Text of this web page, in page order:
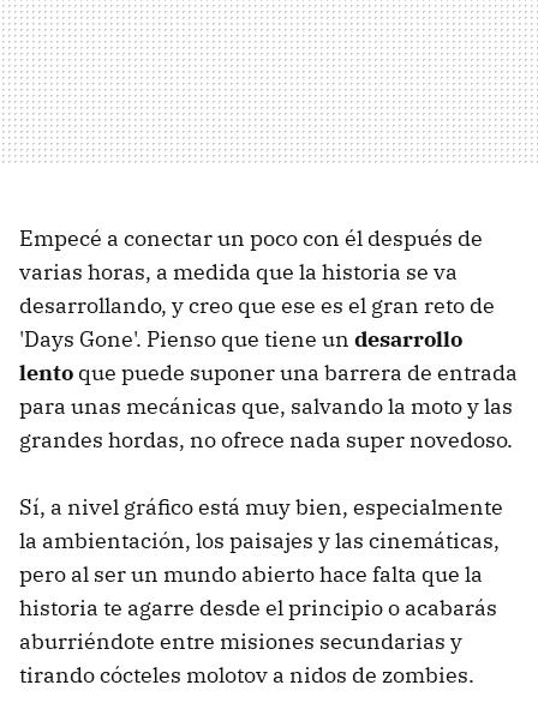
Empecé a conectar un poco con él después de
varias horas, a medida que la historia se va
desarrollando, y creo que ese es el gran reto de
'Days Gone'. Pienso que tiene un desarrollo
lento que puede suponer una barrera de entrada
para unas mecánicas que, salvando la moto y las
grandes hordas, no ofrece nada super novedoso.
Sí, a nivel gráfico está muy bien, especialmente
la ambientación, los paisajes y las cinemáticas,
pero al ser un mundo abierto hace falta que la
historia te agarre desde el principio o acabarás
aburriéndote entre misiones secundarias y
tirando cócteles molotov a nidos de zombies.